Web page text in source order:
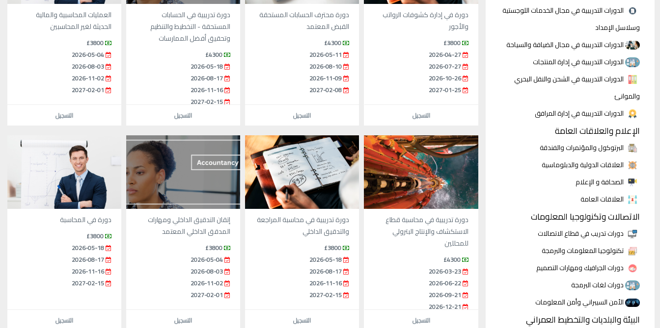
الدورات التدريبية في مجال الخدمات اللوجستية
وسلاسل الإمداد
الدورات التدريبية في مجال الضيافة والسياحة
الدورات التدريبية في إدارة المنتجات
الدورات التدريبية في الشحن والنقل البحري
والموانئ
الدورات التدريبية في إدارة المرافق
الإعلام والعلاقات العامة
البرتوكول والمؤتمرات والفندقة
العلاقات الدولية والدبلوماسية
الصحافة و الإعلام
العلاقات العامة
الاتصالات وتكنولوجيا المعلومات
دورات تدريب في قطاع الاتصالات
تكنولوجيا المعلومات والبرمجة
دورات الجرافيك ومهارات التصميم
دورات لغات البرمجة
الأمن السيبراني وأمن المعلومات
البيئة والبلديات والتخطيط العمراني
دورة في إدارة كشوفات الرواتب
والأجور
£3800
2026-04-27
2026-07-27
2026-10-26
2027-01-25
التسجيل
دورة محترف الحسابات المستحقة
القبض المعتمد
£4300
2026-05-11
2026-08-10
2026-11-09
2027-02-08
التسجيل
دورة تدريبية في الحسابات
المستحقة - التخطيط والتنظيم
وتحقيق أفضل الممارسات
£4300
2026-05-18
2026-08-17
2026-11-16
2027-02-15
التسجيل
العمليات المحاسبية والمالية
الحديثة لغير المحاسبين
£3800
2026-05-04
2026-08-03
2026-11-02
2027-02-01
التسجيل
دورة تدريبية في محاسبة قطاع
الاستكشاف والإنتاج البترولي
للمحللين
£4300
2026-03-23
2026-06-22
2026-09-21
2026-12-21
التسجيل
دورة تدريبية في محاسبة المراجعة
والتدقيق الداخلي
£3800
2026-05-18
2026-08-17
2026-11-16
2027-02-15
التسجيل
إتقان التدقيق الداخلي ومهارات
المدقق الداخلي المعتمد
£3800
2026-05-04
2026-08-03
2026-11-02
2027-02-01
التسجيل
دورة في المحاسبة
£3800
2026-05-18
2026-08-17
2026-11-16
2027-02-15
التسجيل